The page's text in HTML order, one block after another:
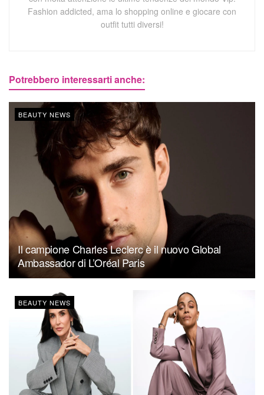
Fashion addicted, ama lo shopping online e giocare con
outfit tutti diversi!
Potrebbero interessarti anche:
BEAUTY NEWS
Il campione Charles Leclerc è il nuovo Global
Ambassador di L’Oréal Paris
BEAUTY NEWS